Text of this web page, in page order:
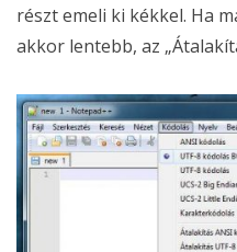
részt emeli ki kékkel. Ha
akkor lentebb, az